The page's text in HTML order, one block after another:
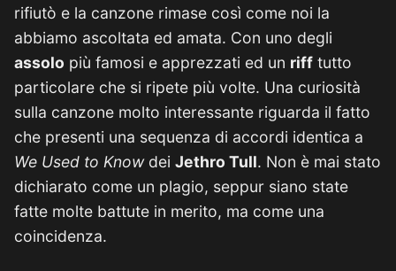
rifiutò e la canzone rimase così come noi la
abbiamo ascoltata ed amata. Con uno degli
assolo più famosi e apprezzati ed un riff tutto
particolare che si ripete più volte. Una curiosità
sulla canzone molto interessante riguarda il fatto
che presenti una sequenza di accordi identica a
We Used to Knowdei Jethro Tull. Non è mai stato
dichiarato come un plagio, seppur siano state
fatte molte battute in merito, ma come una
coincidenza.